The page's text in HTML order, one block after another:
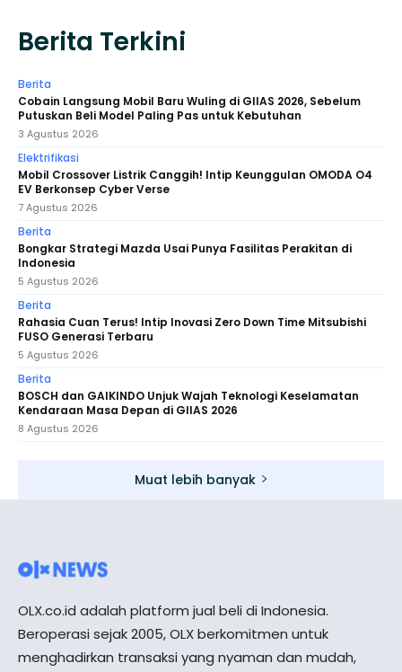
Berita Terkini
Berita
Cobain Langsung Mobil Baru Wuling di GIIAS 2026, Sebelum
Putuskan Beli Model Paling Pas untuk Kebutuhan
3 Agustus 2026
Elektrifikasi
Mobil Crossover Listrik Canggih! Intip Keunggulan OMODA O4
EV Berkonsep Cyber Verse
7 Agustus 2026
Berita
Bongkar Strategi Mazda Usai Punya Fasilitas Perakitan di
Indonesia
5 Agustus 2026
Berita
Rahasia Cuan Terus! Intip Inovasi Zero Down Time Mitsubishi
FUSO Generasi Terbaru
5 Agustus 2026
Berita
BOSCH dan GAIKINDO Unjuk Wajah Teknologi Keselamatan
Kendaraan Masa Depan di GIIAS 2026
8 Agustus 2026
Muat lebih banyak
OLX.co.id adalah platform jual beli di Indonesia.
Beroperasi sejak 2005, OLX berkomitmen untuk
menghadirkan transaksi yang nyaman dan mudah,